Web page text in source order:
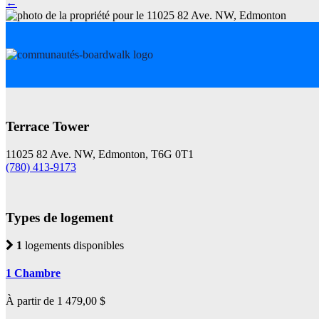
←
Terrace Tower
11025 82 Ave. NW, Edmonton, T6G 0T1
(780) 413-9173
Types de logement
1 logements disponibles
1 Chambre
À partir de 1 479,00 $